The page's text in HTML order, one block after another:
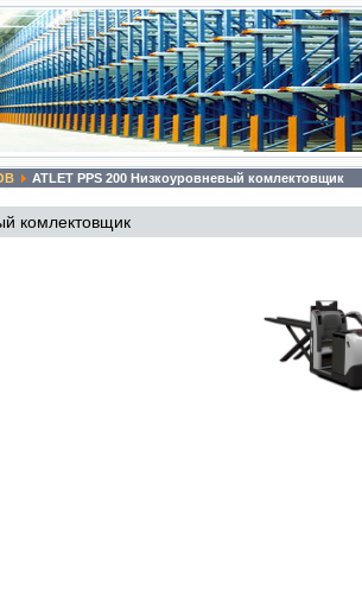
ATLET PPS 200 Низкоуровневый комлектовщик
комлектовщик